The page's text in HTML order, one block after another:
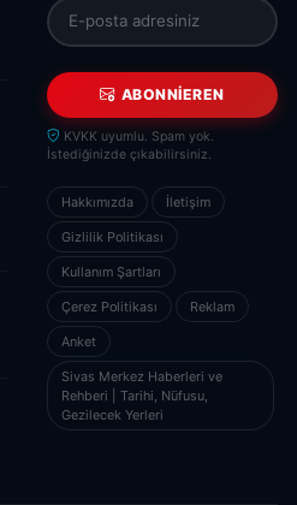
ABONNIEREN
KVKK uyumlu. Spam yok.
İstediğinizde çıkabilirsiniz.
Hakkımızda İletişim
Gizlilik Politikası
Kullanım Şartları
Çerez Politikası Reklam
Anket
Sivas Merkez Haberleri ve
Rehberi | Tarihi, Nüfusu,
Gezilecek Yerleri